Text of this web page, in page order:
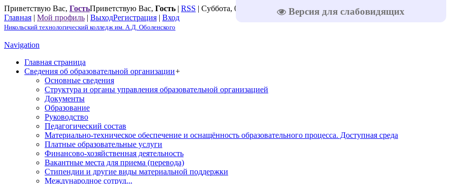
Версия для слабовидящих
Приветствую Вас, ГостьПриветствую Вас, Гость | RSS | Суббота, 08.08.2026
Главная | Мой профиль | ВыходРегистрация | Вход
Никольский технологический колледж им. А.Д. Оболенского
Navigation
Главная страница
Сведения об образовательной организации+
Основные сведения
Структура и органы управления образовательной организацией
Документы
Образование
Руководство
Педагогический состав
Материально-техническое обеспечение и оснащённость образовательного процесса. Доступная среда
Платные образовательные услуги
Финансово-хозяйственная деятельность
Вакантные места для приема (перевода)
Стипендии и другие виды материальной поддержки
Международное сотруд...